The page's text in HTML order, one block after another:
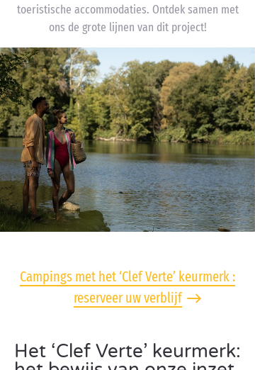
toeristische accommodaties. Ontdek samen met
ons de grote lijnen van dit project!
Campings met het ‘Clef Verte’ keurmerk :
reserveer uw verblijf
Het ‘Clef Verte’ keurmerk: